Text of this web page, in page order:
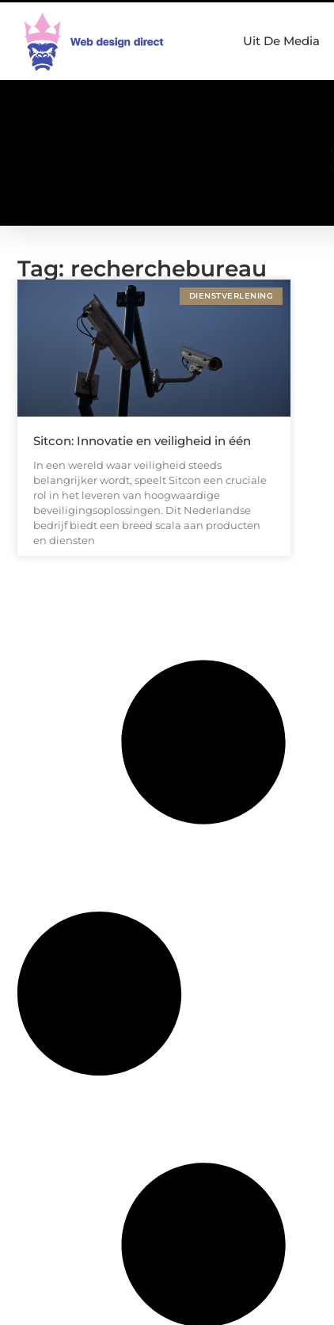
Uit De Media
Tag: recherchebureau
DIENSTVERLENING
Sitcon: Innovatie en veiligheid in één
In een wereld waar veiligheid steeds
belangrijker wordt, speelt Sitcon een cruciale
rol in het leveren van hoogwaardige
beveiligingsoplossingen. Dit Nederlandse
bedrijf biedt een breed scala aan producten
en diensten